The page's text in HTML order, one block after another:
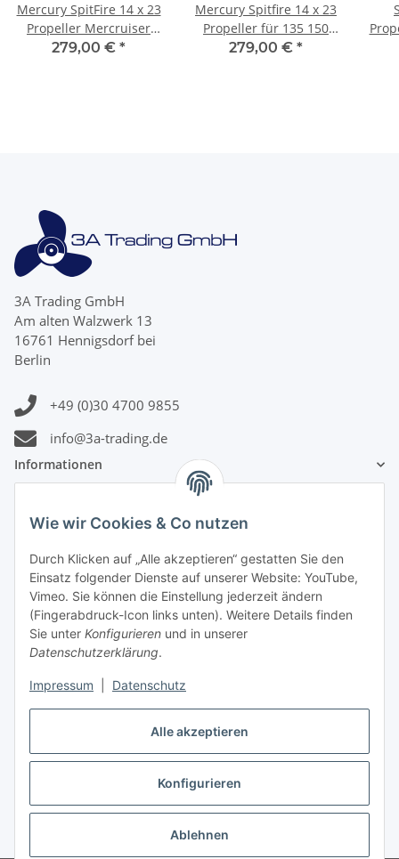
Alle akzeptieren
Konfigurieren
Ablehnen
Wie wir Cookies & Co nutzen
Durch Klicken auf „Alle akzeptieren“ gestatten Sie den
Einsatz folgender Dienste auf unserer Website: YouTube,
Vimeo. Sie können die Einstellung jederzeit ändern
(Fingerabdruck-Icon links unten). Weitere Details finden
Sie unter Konfigurieren und in unserer
Datenschutzerklärung.
Impressum Datenschutz
Mercury SpitFire 14 x 23
Propeller Mercruiser
Alpha One Bravo 1 4-
279,00 € *
Mercury Spitfire 14 x 23
Propeller für 135 150
175 200 225 250 300 PS
279,00 € *
3A Trading GmbH
Am alten Walzwerk 13
16761 Hennigsdorf bei
Berlin
+49 (0)30 4700 9855
info@3a-trading.de
Informationen
Gesetzliche Informationen
Zahlungsinformationen
Versandinformationen
Vertrag widerrufen
* Alle Preise inkl. gesetzlicher USt., zzgl.Versand